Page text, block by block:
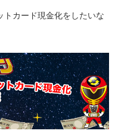
トカード現金化をしたいな